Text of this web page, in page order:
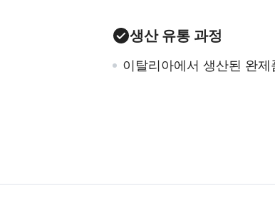
생산 유통 과정
이탈리아에서 생산된 완제